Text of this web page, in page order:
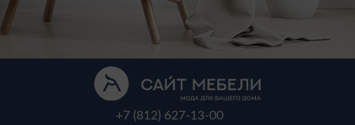
+7 (812) 627-13-00